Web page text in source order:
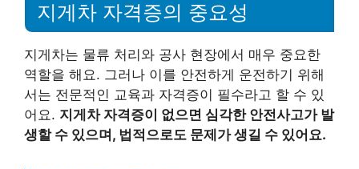
지게차 자격증의 중요성
지게차는 물류 처리와 공사 현장에서 매우 중요한
역할을 해요. 그러나 이를 안전하게 운전하기 위해
서는 전문적인 교육과 자격증이 필수라고 할 수 있
어요. 지게차 자격증이 없으면 심각한 안전사고가 발
생할 수 있으며, 법적으로도 문제가 생길 수 있어요.